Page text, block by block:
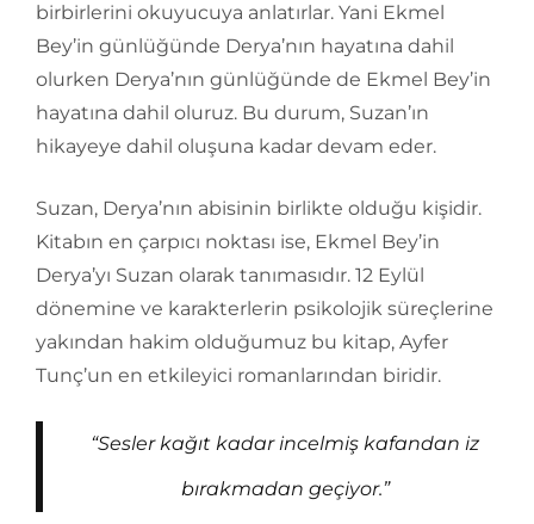
birbirlerini okuyucuya anlatırlar. Yani Ekmel
Bey’in günlüğünde Derya’nın hayatına dahil
olurken Derya’nın günlüğünde de Ekmel Bey’in
hayatına dahil oluruz. Bu durum, Suzan’ın
hikayeye dahil oluşuna kadar devam eder.
Suzan, Derya’nın abisinin birlikte olduğu kişidir.
Kitabın en çarpıcı noktası ise, Ekmel Bey’in
Derya’yı Suzan olarak tanımasıdır. 12 Eylül
dönemine ve karakterlerin psikolojik süreçlerine
yakından hakim olduğumuz bu kitap, Ayfer
Tunç’un en etkileyici romanlarından biridir.
“Sesler kağıt kadar incelmiş kafandan iz
bırakmadan geçiyor.”